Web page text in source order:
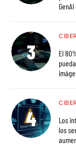
El
Los
los